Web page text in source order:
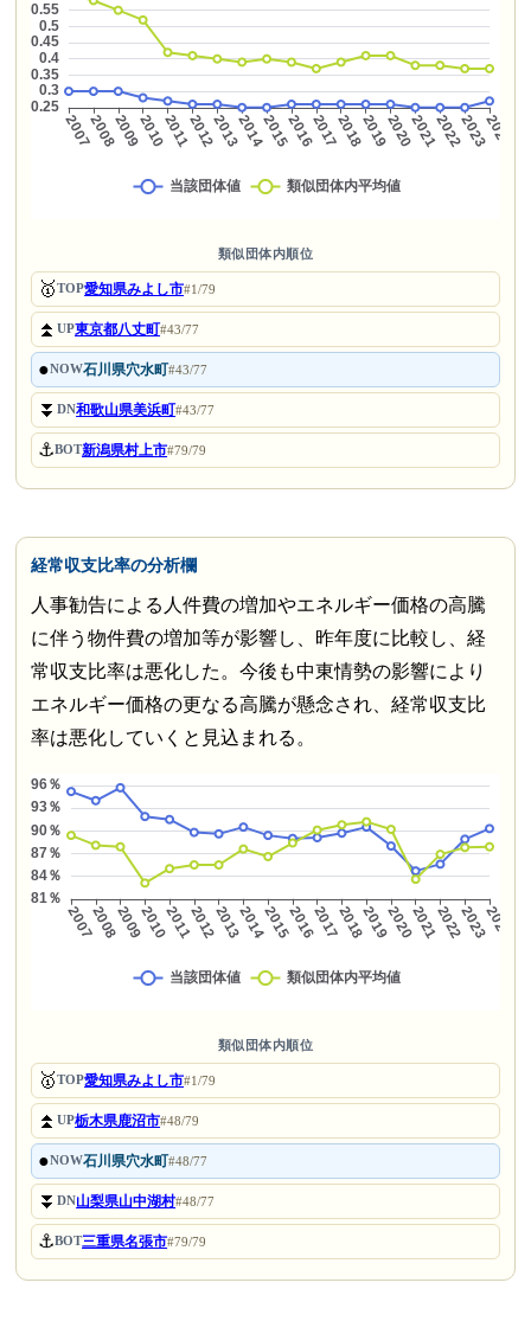
類似団体内順位
🥇TOP愛知県みよし市#1/79
⏫UP東京都八丈町#43/77
●NOW石川県穴水町#43/77
⏬DN和歌山県美浜町#43/77
⚓BOT新潟県村上市#79/79
経常収支比率の分析欄
人事勧告による人件費の増加やエネルギー価格の高騰
に伴う物件費の増加等が影響し、昨年度に比較し、経
常収支比率は悪化した。今後も中東情勢の影響により
エネルギー価格の更なる高騰が懸念され、経常収支比
率は悪化していくと見込まれる。
類似団体内順位
🥇TOP愛知県みよし市#1/79
⏫UP栃木県鹿沼市#48/79
●NOW石川県穴水町#48/77
⏬DN山梨県山中湖村#48/77
⚓BOT三重県名張市#79/79